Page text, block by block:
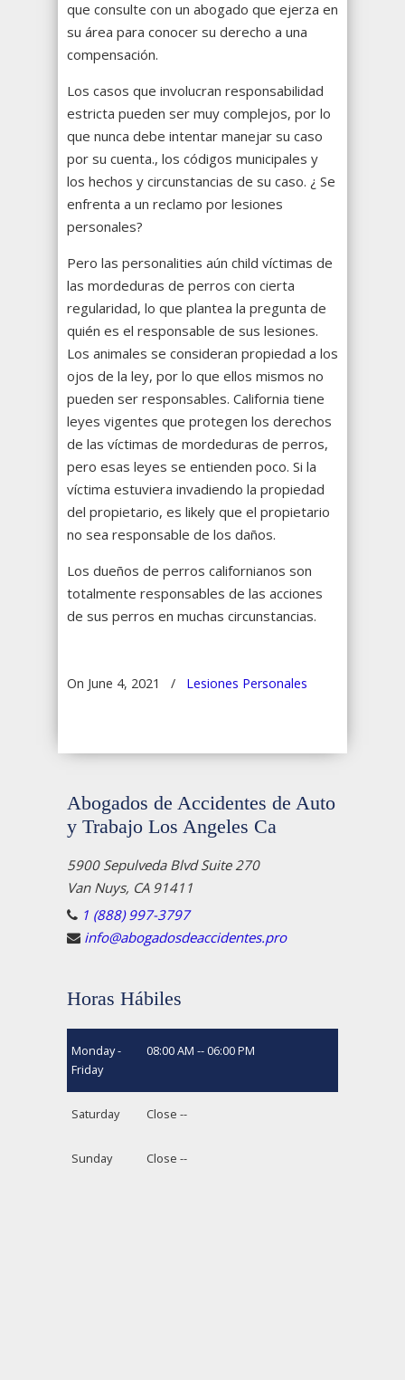
que consulte con un abogado que ejerza en
su área para conocer su derecho a una
compensación.
Los casos que involucran responsabilidad
estricta pueden ser muy complejos, por lo
que nunca debe intentar manejar su caso
por su cuenta., los códigos municipales y
los hechos y circunstancias de su caso. ¿ Se
enfrenta a un reclamo por lesiones
personales?
Pero las personalities aún child víctimas de
las mordeduras de perros con cierta
regularidad, lo que plantea la pregunta de
quién es el responsable de sus lesiones.
Los animales se consideran propiedad a los
ojos de la ley, por lo que ellos mismos no
pueden ser responsables. California tiene
leyes vigentes que protegen los derechos
de las víctimas de mordeduras de perros,
pero esas leyes se entienden poco. Si la
víctima estuviera invadiendo la propiedad
del propietario, es likely que el propietario
no sea responsable de los daños.
Los dueños de perros californianos son
totalmente responsables de las acciones
de sus perros en muchas circunstancias.
On June 4, 2021 / Lesiones Personales
Abogados de Accidentes de Auto
y Trabajo Los Angeles Ca
5900 Sepulveda Blvd Suite 270
Van Nuys, CA 91411
1 (888) 997-3797
info@abogadosdeaccidentes.pro
Horas Hábiles
Monday -
Friday
08:00 AM -- 06:00 PM
Saturday Close --
Sunday Close --